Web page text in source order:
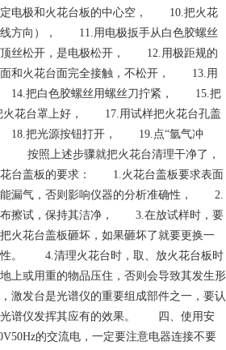
定电极和火花台板的中心空， 10.把火花
线方向）， 11.用电极扳手从白色胶螺丝
顶丝松开，是电极松开， 12.用极距规的
面和火花台面完全接触，不松开， 13.用
14.把白色胶螺丝用螺丝刀拧紧， 15.把
花台罩上好， 17.用试样把火花台孔盖
18.把光源按钮打开， 19.点“氩气冲
按照上述步骤就把火花台清理干净了，
台盖板的要求： 1.火花台盖板要求表面
能漏气，否则影响仪器的分析准确性， 2.
布擦试，保持其洁净， 3.在放试样时，要
火花台盖板砸坏，如果砸坏了就要更换一
性。 4.清理火花台时，取、放火花台板时
上或用重的物品压住，否则会导致其发生形
发台是光谱仪的重要组成部件之一，要认
光谱仪发挥其应有的效果。 四、使用安
的交流电，一定要注意电器连接不要